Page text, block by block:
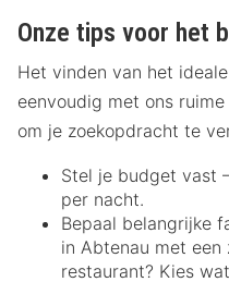
Onze tips voor het
Het vinden van het
eenvoudig met ons
om je zoekopdracht te
Stel je budget vast
per nacht.
Bepaal belangrijke
in Abtenau met
restaurant? Kies